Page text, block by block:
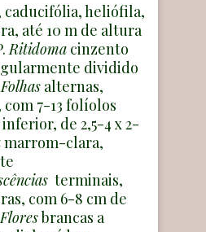
caducifólia, heliófila,
até 10 m de altura
Ritidoma cinzento
dividido
Folhas alternas,
7-13 folíolos
de 2,5-4 x 2-
marrom-clara,
terminais,
com 6-8 cm de
Floresbrancas a